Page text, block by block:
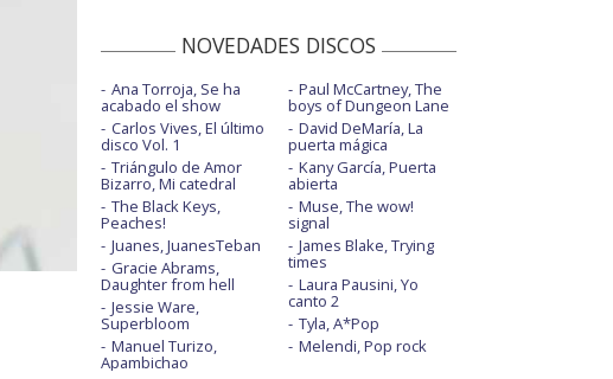
NOVEDADES DISCOS
Ana Torroja, Se ha
acabado el show
Carlos Vives, El último
disco Vol. 1
Triángulo de Amor
Bizarro, Mi catedral
The Black Keys,
Peaches!
Juanes, JuanesTeban
Gracie Abrams,
Daughter from hell
Jessie Ware,
Superbloom
Manuel Turizo,
Apambichao
Paul McCartney, The
boys of Dungeon Lane
David DeMaría, La
puerta mágica
Kany García, Puerta
abierta
Muse, The wow!
signal
James Blake, Trying
times
Laura Pausini, Yo
canto 2
Tyla, A*Pop
Melendi, Pop rock